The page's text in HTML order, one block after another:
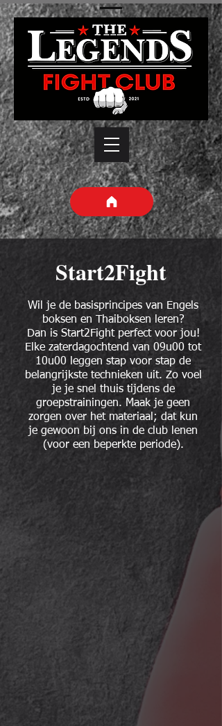
Start2Fight
Wil je de basisprincipes van Engels
boksen en Thaiboksen leren?
Dan is Start2Fight perfect voor jou!
Elke zaterdagochtend van 09u00 tot
10u00 leggen stap voor stap de
belangrijkste technieken uit. Zo voel
je je snel thuis tijdens de
groepstrainingen. Maak je geen
zorgen over het materiaal; dat kun
je gewoon bij ons in de club lenen
(voor een beperkte periode).